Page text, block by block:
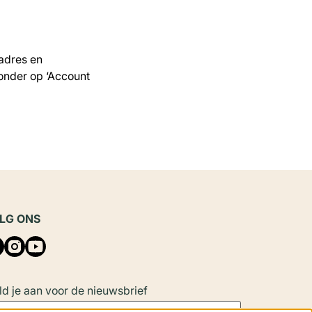
en
op ‘Account
ONS
je aan voor de nieuwsbrief